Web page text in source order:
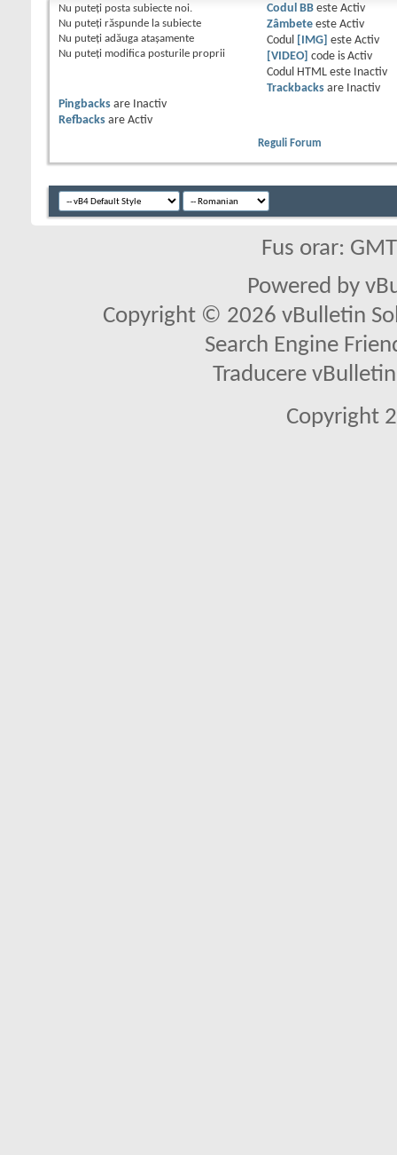
Nu puteţi posta subiecte noi.
Nu puteţi răspunde la subiecte
Nu puteţi adăuga ataşamente
Nu puteţi modifica posturile proprii
Codul BBeste Activ
Zâmbeteeste Activ
Codul
[IMG] este Activ
[VIDEO] code is Activ
Codul HTML este
Inactiv
Trackbacksare
Inactiv
Pingbacks are
Inactiv
Refbacks are Activ
Reguli Forum
Fus orar:
Powered by
Copyright © 2026 vBulletin
Search Engine
Traducere
Copyright